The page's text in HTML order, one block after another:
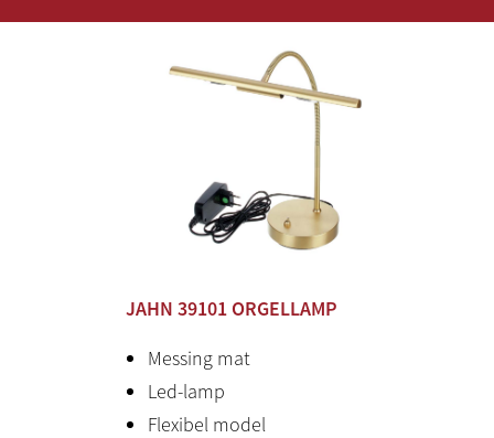
9 versterkers / 13 luidsprekers
JAHN 39101 ORGELLAMP
Messing mat
Led-lamp
Flexibel model